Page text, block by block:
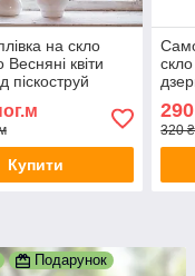
на скло
Весняні квіти
піскоструй
1 пог.м
мм
Купити
під
290
320
Подарунок